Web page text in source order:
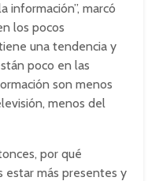
información”, marcó
los pocos
una tendencia y
poco en las
son menos
menos del
por qué
estar más presentes y